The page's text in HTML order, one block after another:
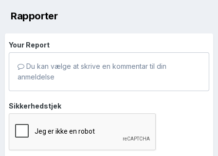
Rapporter
Your Report
Du kan vælge at skrive en kommentar til din
anmeldelse
Sikkerhedstjek